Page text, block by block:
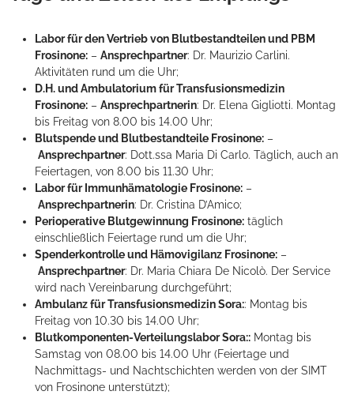
Labor für den Vertrieb von Blutbestandteilen und PBM
Frosinone: – Ansprechpartner: Dr. Maurizio Carlini.
Aktivitäten rund um die Uhr;
D.H. und Ambulatorium für Transfusionsmedizin
Frosinone: – Ansprechpartnerin: Dr. Elena Gigliotti. Montag
bis Freitag von 8.00 bis 14.00 Uhr;
Blutspende und Blutbestandteile Frosinone: –
Ansprechpartner: Dott.ssa Maria Di Carlo. Täglich, auch an
Feiertagen, von 8.00 bis 11.30 Uhr;
Labor für Immunhämatologie Frosinone: –
Ansprechpartnerin: Dr. Cristina D’Amico;
Perioperative Blutgewinnung Frosinone: täglich
einschließlich Feiertage rund um die Uhr;
Spenderkontrolle und Hämovigilanz Frosinone: –
Ansprechpartner: Dr. Maria Chiara De Nicolò. Der Service
wird nach Vereinbarung durchgeführt;
Ambulanz für Transfusionsmedizin Sora:: Montag bis
Freitag von 10.30 bis 14.00 Uhr;
Blutkomponenten-Verteilungslabor Sora:: Montag bis
Samstag von 08.00 bis 14.00 Uhr (Feiertage und
Nachmittags- und Nachtschichten werden von der SIMT
von Frosinone unterstützt);